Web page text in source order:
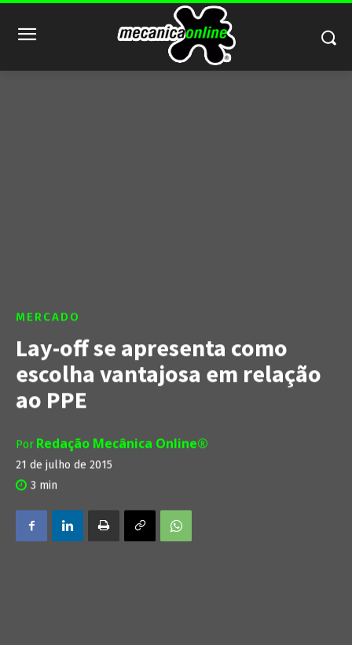
MERCADO
Lay-off se apresenta como
escolha vantajosa em relação
ao PPE
Por Redação Mecânica Online®
21 de julho de 2015
3 min